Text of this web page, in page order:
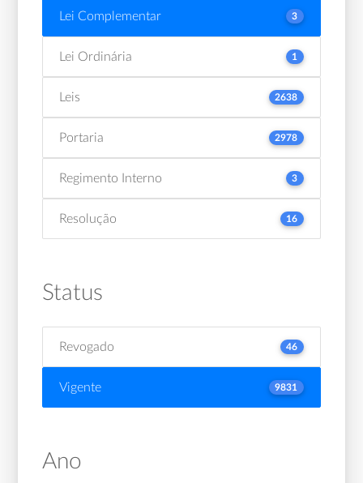
Lei Complementar 3
Lei Ordinária 1
Leis 2638
Portaria 2978
Regimento Interno 3
Resolução 16
Status
Revogado 46
Vigente 9831
Ano